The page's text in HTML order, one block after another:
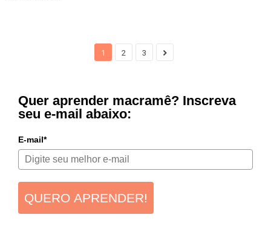
1 2 3
Quer aprender macramê? Inscreva
seu e-mail abaixo:
E-mail*
QUERO APRENDER!